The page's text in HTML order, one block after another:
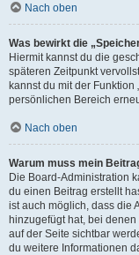
Nach oben
Was bewirkt die
Hiermit kannst du die
späteren Zeitpunkt
kannst du mit der
persönlichen Bereich
Nach oben
Warum muss mein
Die Board-Administration
du einen Beitrag erstellt
ist auch möglich, dass die
hinzugefügt hat, bei
auf der Seite sichtbar
du weitere Informationen